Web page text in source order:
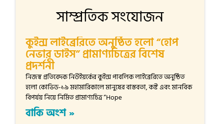
সাম্প্রতিক সংযোজন
কুইন্স লাইব্রেরিতে অনুষ্ঠিত হলো “হোপ
নেভার ডাইস” প্রামাণ্যচিত্রের বিশেষ
প্রদর্শনী
নিজস্ব প্রতিবেদক নিউইয়র্কের কুইন্স পাবলিক লাইব্রেরিতে অনুষ্ঠিত
হলো কোভিড-১৯ মহামারিকালে মানুষের বাস্তবতা, কষ্ট এবং মানবিক
বিপর্যয় নিয়ে নির্মিত প্রামাণ্যচিত্র “Hope
বাকি অংশ »